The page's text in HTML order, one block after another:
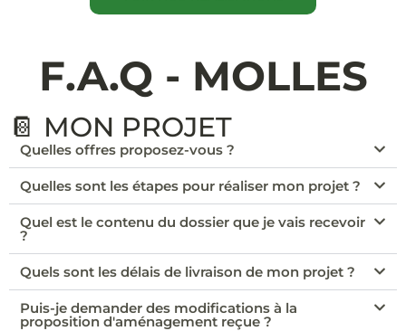
F.A.Q - MOLLES
📔 MON PROJET
Quelles offres proposez-vous ?
Quelles sont les étapes pour réaliser mon projet ?
Quel est le contenu du dossier que je vais recevoir
?
Quels sont les délais de livraison de mon projet ?
Puis-je demander des modifications à la
proposition d'aménagement reçue ?